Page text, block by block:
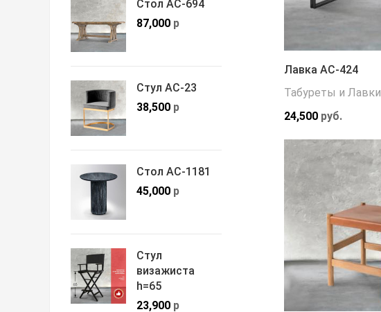
Стол АС-694
87,000 р
Стул АС-23
38,500 р
Стол АС-1181
45,000 р
Стул
визажиста
h=65
23,900 р
Лавка АС-424
Табуреты и Лавки
24,500руб.